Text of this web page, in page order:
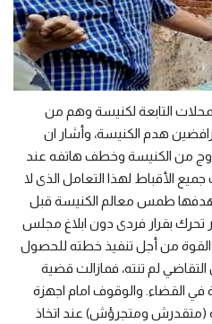
التابعة لكنيسة وهم من
هدم الكنيسة، وأشار ان
من الكنيسة وخطف هاتفه عند
الأقباط لهذا التعامل الذى لا
هدفها طمس معالم الكنيسة قبل
تحرك بقرار فردى دون ابلاغ مجلس
القوة من أجل تنفيذ خطته للحصول
لم تنته، فمازالت قضية
في القضاء. والوقوف امام اجهزة
(متقدرش ومتجرؤش) عند اتخاذ